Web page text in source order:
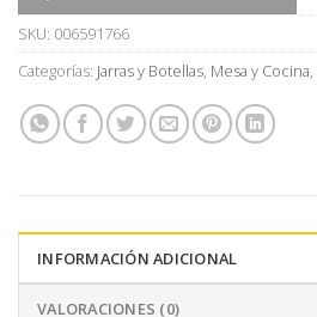
SKU: 006591766
Categorías: Jarras y Botellas, Mesa y Cocina,
INFORMACIÓN ADICIONAL
VALORACIONES (0)